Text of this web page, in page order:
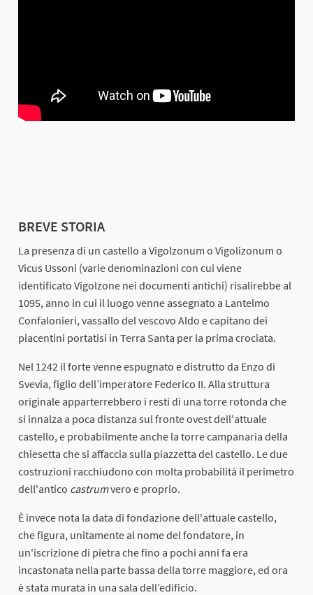
BREVE STORIA
La presenza di un castello a Vigolzonum o Vigolizonum o
Vicus Ussoni (varie denominazioni con cui viene
identificato Vigolzone nei documenti antichi) risalirebbe al
1095, anno in cui il luogo venne assegnato a Lantelmo
Confalonieri, vassallo del vescovo Aldo e capitano dei
piacentini portatisi in Terra Santa per la prima crociata.
Nel 1242 il forte venne espugnato e distrutto da Enzo di
Svevia, figlio dell’imperatore Federico II. Alla struttura
originale apparterrebbero i resti di una torre rotonda che
si innalza a poca distanza sul fronte ovest dell'attuale
castello, e probabilmente anche la torre campanaria della
chiesetta che si affaccia sulla piazzetta del castello. Le due
costruzioni racchiudono con molta probabilità il perimetro
dell'antico castrumvero e proprio.
È invece nota la data di fondazione dell'attuale castello,
che figura, unitamente al nome del fondatore, in
un'iscrizione di pietra che fino a pochi anni fa era
incastonata nella parte bassa della torre maggiore, ed ora
è stata murata in una sala dell’edificio.